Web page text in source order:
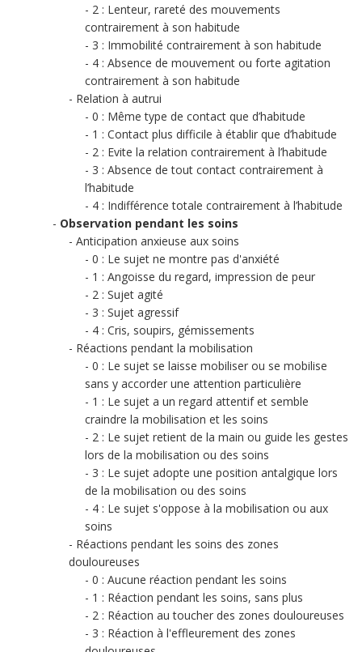
2 : Lenteur, rareté des mouvements
contrairement à son habitude
3 : Immobilité contrairement à son habitude
4 : Absence de mouvement ou forte agitation
contrairement à son habitude
Relation à autrui
0 : Même type de contact que d’habitude
1 : Contact plus difficile à établir que d’habitude
2 : Evite la relation contrairement à l’habitude
3 : Absence de tout contact contrairement à
l’habitude
4 : Indifférence totale contrairement à l’habitude
Observation pendant les soins
Anticipation anxieuse aux soins
0 : Le sujet ne montre pas d'anxiété
1 : Angoisse du regard, impression de peur
2 : Sujet agité
3 : Sujet agressif
4 : Cris, soupirs, gémissements
Réactions pendant la mobilisation
0 : Le sujet se laisse mobiliser ou se mobilise
sans y accorder une attention particulière
1 : Le sujet a un regard attentif et semble
craindre la mobilisation et les soins
2 : Le sujet retient de la main ou guide les gestes
lors de la mobilisation ou des soins
3 : Le sujet adopte une position antalgique lors
de la mobilisation ou des soins
4 : Le sujet s'oppose à la mobilisation ou aux
soins
Réactions pendant les soins des zones
douloureuses
0 : Aucune réaction pendant les soins
1 : Réaction pendant les soins, sans plus
2 : Réaction au toucher des zones douloureuses
3 : Réaction à l'effleurement des zones